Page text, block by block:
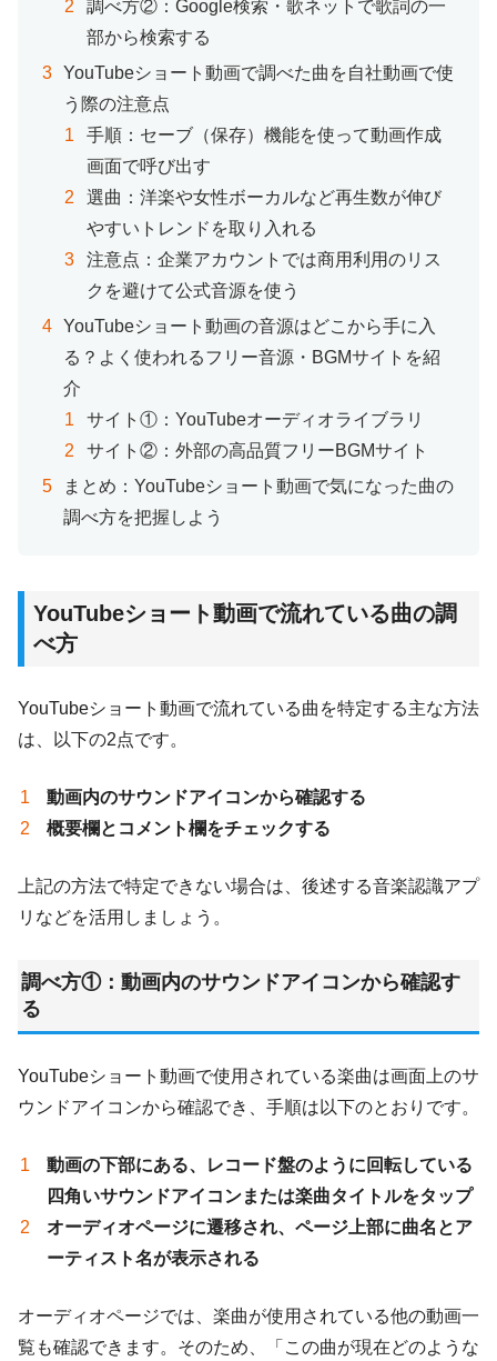
調べ方②：Google検索・歌ネットで歌詞の一
部から検索する
YouTubeショート動画で調べた曲を自社動画で使
う際の注意点
手順：セーブ（保存）機能を使って動画作成
画面で呼び出す
選曲：洋楽や女性ボーカルなど再生数が伸び
やすいトレンドを取り入れる
注意点：企業アカウントでは商用利用のリス
クを避けて公式音源を使う
YouTubeショート動画の音源はどこから手に入
る？よく使われるフリー音源・BGMサイトを紹
介
サイト①：YouTubeオーディオライブラリ
サイト②：外部の高品質フリーBGMサイト
まとめ：YouTubeショート動画で気になった曲の
調べ方を把握しよう
YouTubeショート動画で流れている曲の調
べ方
YouTubeショート動画で流れている曲を特定する主な方法
は、以下の2点です。
動画内のサウンドアイコンから確認する
概要欄とコメント欄をチェックする
上記の方法で特定できない場合は、後述する音楽認識アプ
リなどを活用しましょう。
調べ方①：動画内のサウンドアイコンから確認す
る
YouTubeショート動画で使用されている楽曲は画面上のサ
ウンドアイコンから確認でき、手順は以下のとおりです。
動画の下部にある、レコード盤のように回転している
四角いサウンドアイコンまたは楽曲タイトルをタップ
オーディオページに遷移され、ページ上部に曲名とア
ーティスト名が表示される
オーディオページでは、楽曲が使用されている他の動画一
覧も確認できます。そのため、「この曲が現在どのような